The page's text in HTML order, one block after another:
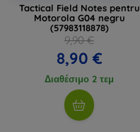
Tactical Field Notes pentru
Motorola G04 negru
(57983118878)
9,90 €
8,90 €
Διαθέσιμο 2 τεμ